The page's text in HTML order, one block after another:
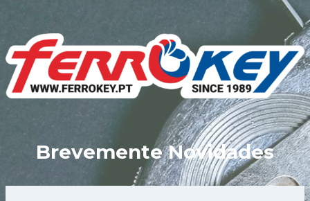
content
Brevemente Novidades